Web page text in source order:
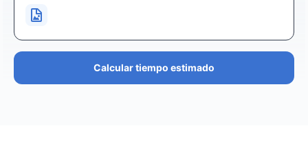
Calcular tiempo estimado